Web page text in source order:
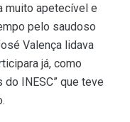
muito apetecível e
pelo saudoso
Valença lidava
já, como
do INESC” que teve